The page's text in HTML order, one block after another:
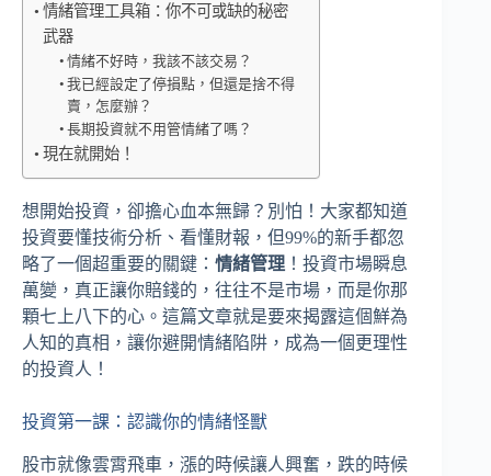
情緒管理工具箱：你不可或缺的秘密
武器
情緒不好時，我該不該交易？
我已經設定了停損點，但還是捨不得
賣，怎麼辦？
長期投資就不用管情緒了嗎？
現在就開始！
想開始投資，卻擔心血本無歸？別怕！大家都知道
投資要懂技術分析、看懂財報，但99%的新手都忽
略了一個超重要的關鍵： 情緒管理 ！投資市場瞬息
萬變，真正讓你賠錢的，往往不是市場，而是你那
顆七上八下的心。這篇文章就是要來揭露這個鮮為
人知的真相，讓你避開情緒陷阱，成為一個更理性
的投資人！
投資第一課：認識你的情緒怪獸
股市就像雲霄飛車，漲的時候讓人興奮，跌的時候